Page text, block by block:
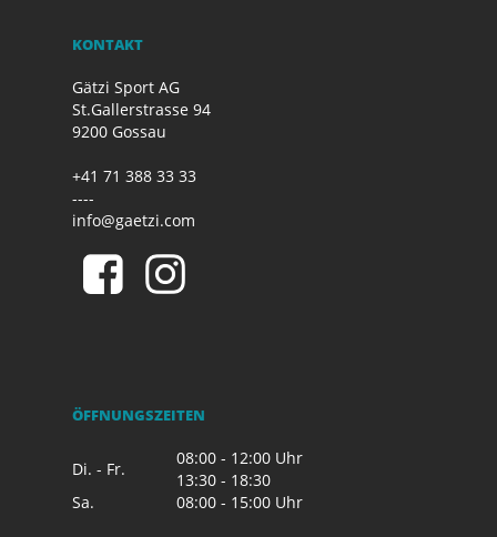
KONTAKT
Gätzi Sport AG
St.Gallerstrasse 94
9200 Gossau
+41 71 388 33 33
----
info@gaetzi.com
ÖFFNUNGSZEITEN
Di. - Fr.
08:00 - 12:00 Uhr
13:30 - 18:30
Sa.
08:00 - 15:00 Uhr